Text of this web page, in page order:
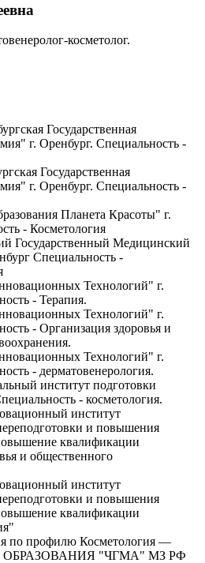
косметолог.
Государственная
г. Оренбург. Специальность -
Государственная
г. Оренбург. Специальность -
Планета Красоты" г.
- Косметология
Государственный Медицинский
Специальность -
Технологий" г.
- Терапия.
Технологий" г.
- Организация здоровья и
Технологий" г.
- дерматовенерология.
институт подготовки
- косметология.
институт
и повышения
квалификации
и общественного
институт
и повышения
квалификации
по профилю Косметология —
"ЧГМА" МЗ РФ